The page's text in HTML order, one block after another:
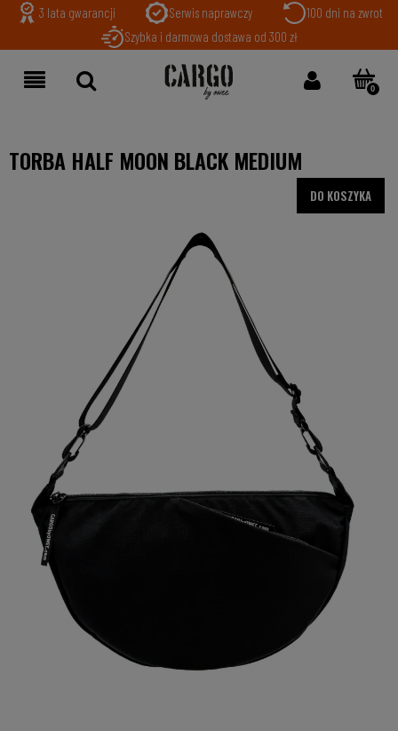
3 lata gwarancji Serwis naprawczy
100 dni na zwrot
Szybka i darmowa dostawa od 300 zł
TORBA HALF MOON BLACK MEDIUM
DO KOSZYKA